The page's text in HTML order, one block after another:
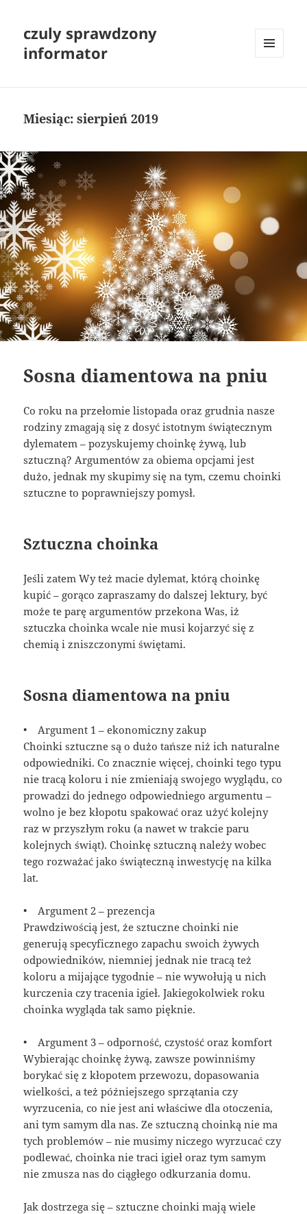
czuly sprawdzony
informator
Miesiąc:sierpień 2019
Sosna diamentowa na pniu
Co roku na przełomie listopada oraz grudnia nasze
rodziny zmagają się z dosyć istotnym świątecznym
dylematem – pozyskujemy choinkę żywą, lub
sztuczną? Argumentów za obiema opcjami jest
dużo, jednak my skupimy się na tym, czemu choinki
sztuczne to poprawniejszy pomysł.
Sztuczna choinka
Jeśli zatem Wy też macie dylemat, którą choinkę
kupić – gorąco zapraszamy do dalszej lektury, być
może te parę argumentów przekona Was, iż
sztuczka choinka wcale nie musi kojarzyć się z
chemią i zniszczonymi świętami.
Sosna diamentowa na pniu
• Argument 1 – ekonomiczny zakup
Choinki sztuczne są o dużo tańsze niż ich naturalne
odpowiedniki. Co znacznie więcej, choinki tego typu
nie tracą koloru i nie zmieniają swojego wyglądu, co
prowadzi do jednego odpowiedniego argumentu –
wolno je bez kłopotu spakować oraz użyć kolejny
raz w przyszłym roku (a nawet w trakcie paru
kolejnych świąt). Choinkę sztuczną należy wobec
tego rozważać jako świąteczną inwestycję na kilka
lat.
• Argument 2 – prezencja
Prawdziwością jest, że sztuczne choinki nie
generują specyficznego zapachu swoich żywych
odpowiedników, niemniej jednak nie tracą też
koloru a mijające tygodnie – nie wywołują u nich
kurczenia czy tracenia igieł. Jakiegokolwiek roku
choinka wygląda tak samo pięknie.
• Argument 3 – odporność, czystość oraz komfort
Wybierając choinkę żywą, zawsze powinniśmy
borykać się z kłopotem przewozu, dopasowania
wielkości, a też późniejszego sprzątania czy
wyrzucenia, co nie jest ani właściwe dla otoczenia,
ani tym samym dla nas. Ze sztuczną choinką nie ma
tych problemów – nie musimy niczego wyrzucać czy
podlewać, choinka nie traci igieł oraz tym samym
nie zmusza nas do ciągłego odkurzania domu.
Jak dostrzega się – sztuczne choinki mają wiele